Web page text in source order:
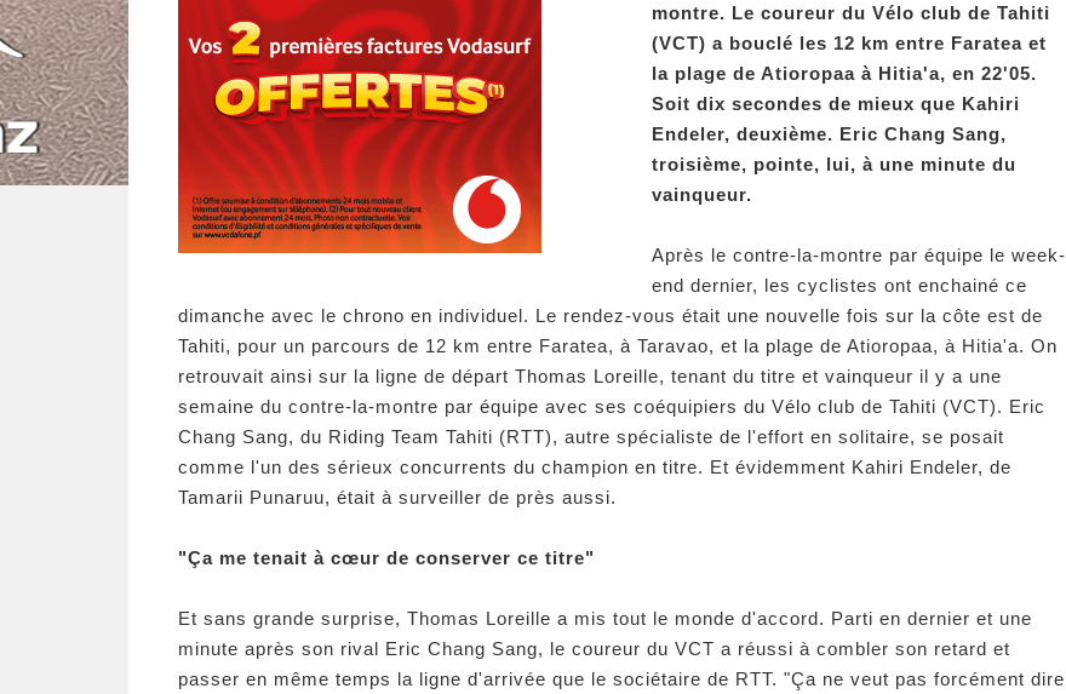
montre. Le coureur du Vélo club de Tahiti
(VCT) a bouclé les 12 km entre Faratea et
la plage de Atioropaa à Hitia'a, en 22'05.
Soit dix secondes de mieux que Kahiri
Endeler, deuxième. Eric Chang Sang,
troisième, pointe, lui, à une minute du
vainqueur.
Après le contre-la-montre par équipe le week-
end dernier, les cyclistes ont enchainé ce
dimanche avec le chrono en individuel. Le rendez-vous était une nouvelle fois sur la côte est de
Tahiti, pour un parcours de 12 km entre Faratea, à Taravao, et la plage de Atioropaa, à Hitia'a. On
retrouvait ainsi sur la ligne de départ Thomas Loreille, tenant du titre et vainqueur il y a une
semaine du contre-la-montre par équipe avec ses coéquipiers du Vélo club de Tahiti (VCT). Eric
Chang Sang, du Riding Team Tahiti (RTT), autre spécialiste de l'effort en solitaire, se posait
comme l'un des sérieux concurrents du champion en titre. Et évidemment Kahiri Endeler, de
Tamarii Punaruu, était à surveiller de près aussi.
"Ça me tenait à cœur de conserver ce titre"
Et sans grande surprise, Thomas Loreille a mis tout le monde d'accord. Parti en dernier et une
minute après son rival Eric Chang Sang, le coureur du VCT a réussi à combler son retard et
passer en même temps la ligne d'arrivée que le sociétaire de RTT. "Ça ne veut pas forcément dire